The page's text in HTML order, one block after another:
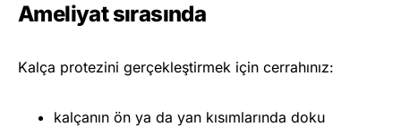
Ameliyat sırasında
Kalça protezini gerçekleştirmek için cerrahınız:
kalçanın ön ya da yan kısımlarında doku